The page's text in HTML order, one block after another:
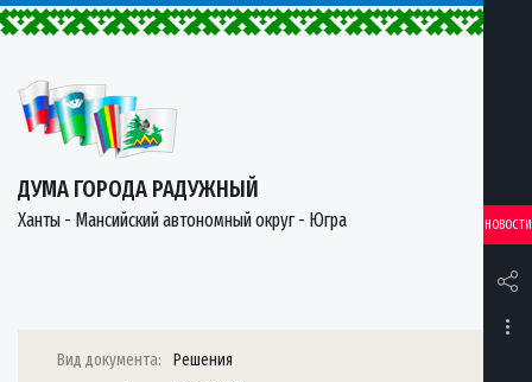
ДУМА ГОРОДА РАДУЖНЫЙ
Ханты - Мансийский автономный округ - Югра НОВОСТИ
Вид документа:
Решения